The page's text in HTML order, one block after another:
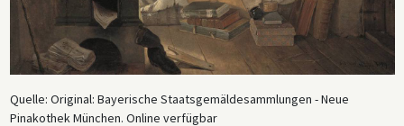
Quelle: Original: Bayerische Staatsgemäldesammlungen - Neue
Pinakothek München. Online verfügbar